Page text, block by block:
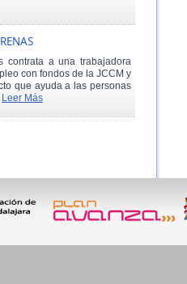
contrata a una trabajadora
con fondos de la JCCM y
que ayuda a las personas
Leer Más